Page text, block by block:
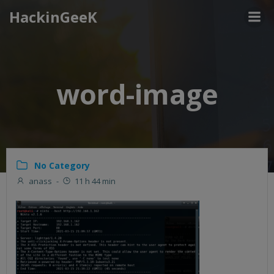
HackinGeeK
word-image
No Category
anass - 11 h 44 min